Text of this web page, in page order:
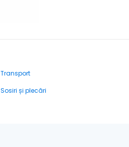
Transport
Sosiri și plecări